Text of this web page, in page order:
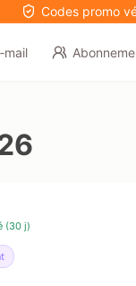
Codes promo
(30 j)